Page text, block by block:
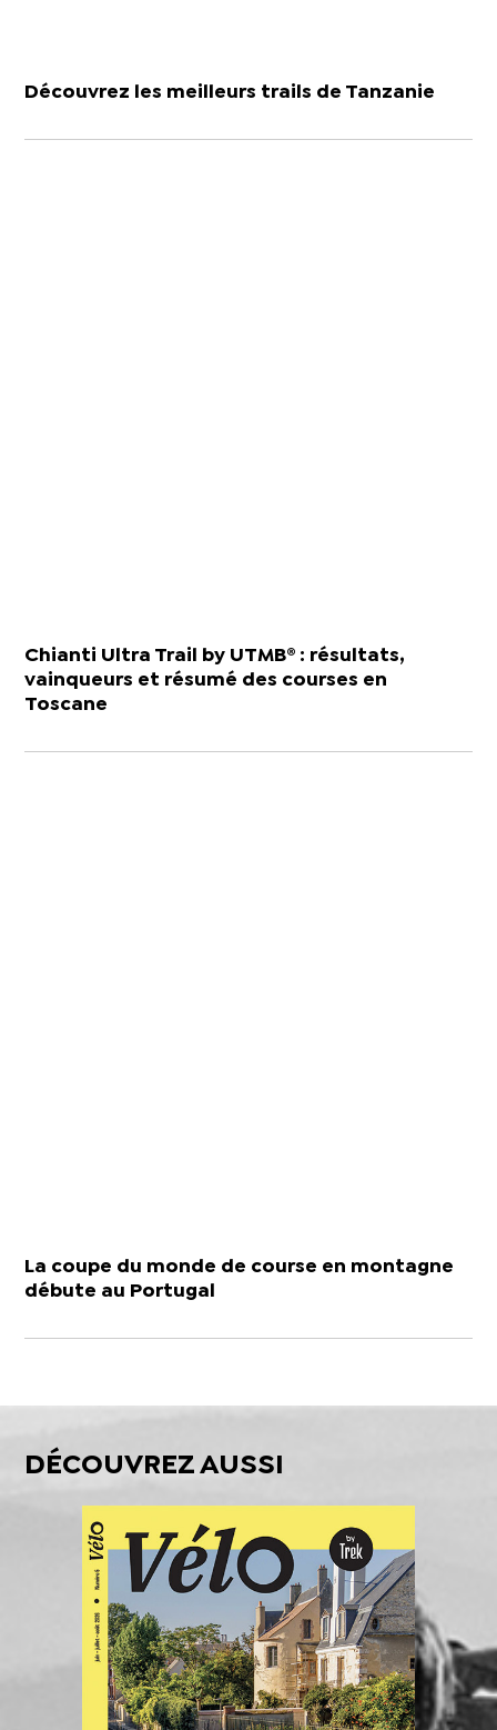
Découvrez les meilleurs trails de Tanzanie
Chianti Ultra Trail by UTMB® : résultats,
vainqueurs et résumé des courses en
Toscane
La coupe du monde de course en montagne
débute au Portugal
DÉCOUVREZ AUSSI